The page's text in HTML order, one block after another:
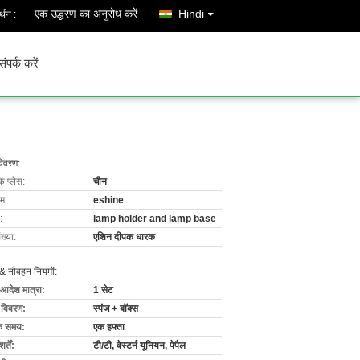
: एक उद्धरण का अनुरोध करें Hindi
करें
के प्लेस:
चीन
eshine
lamp holder and lamp base
एशिन दीपक धारक
नौवहन नियमों:
मात्रा:
1 सेट
स्पंज + बॉक्स
समय:
एक हफ्ता
टी/टी, वेस्टर्न यूनियन, पेपैल